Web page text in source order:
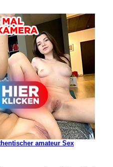
amateur Sex